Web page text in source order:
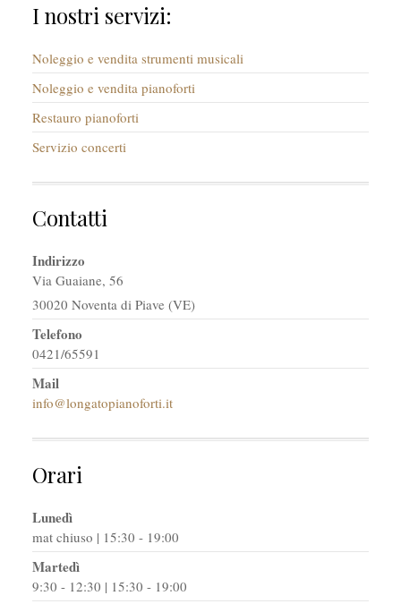
I nostri servizi:
Noleggio e vendita strumenti musicali
Noleggio e vendita pianoforti
Restauro pianoforti
Servizio concerti
Contatti
Indirizzo
Via Guaiane, 56
30020 Noventa di Piave (VE)
Telefono
0421/65591
Mail
info@longatopianoforti.it
Orari
Lunedì
mat chiuso | 15:30 - 19:00
Martedì
9:30 - 12:30 | 15:30 - 19:00